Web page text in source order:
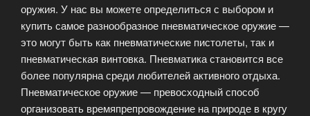
оружия. У нас вы можете определиться с выбором и
купить самое разнообразное пневматическое оружие —
это могут быть как пневматические пистолеты, так и
пневматическая винтовка. Пневматика становится все
более популярна среди любителей активного отдыха.
Пневматическое оружие — превосходный способ
организовать времяпрепровождение на природе в кругу